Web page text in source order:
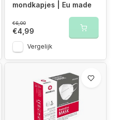
mondkapjes | Eu made
€6,00
€4,99
Vergelijk